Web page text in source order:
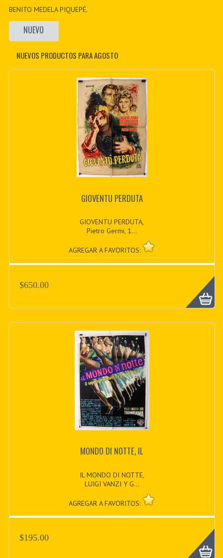
BENITO MEDELA PIQUEPÉ.
NUEVO
NUEVOS PRODUCTOS PARA AGOSTO
GIOVENTU PERDUTA
GIOVENTU PERDUTA,
Pietro Germi, 1...
AGREGAR A FAVORITOS:
$650.00
MONDO DI NOTTE, IL
IL MONDO DI NOTTE,
LUIGI VANZI Y G...
AGREGAR A FAVORITOS:
$195.00